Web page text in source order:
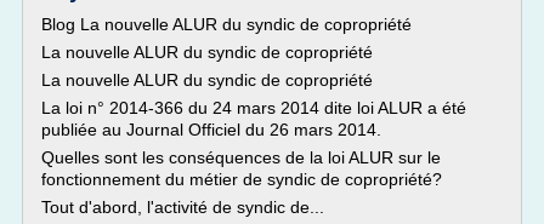
Blog La nouvelle ALUR du syndic de copropriété
La nouvelle ALUR du syndic de copropriété
La nouvelle ALUR du syndic de copropriété
La loi n° 2014-366 du 24 mars 2014 dite loi ALUR a été
publiée au Journal Officiel du 26 mars 2014.
Quelles sont les conséquences de la loi ALUR sur le
fonctionnement du métier de syndic de copropriété?
Tout d'abord, l'activité de syndic de...